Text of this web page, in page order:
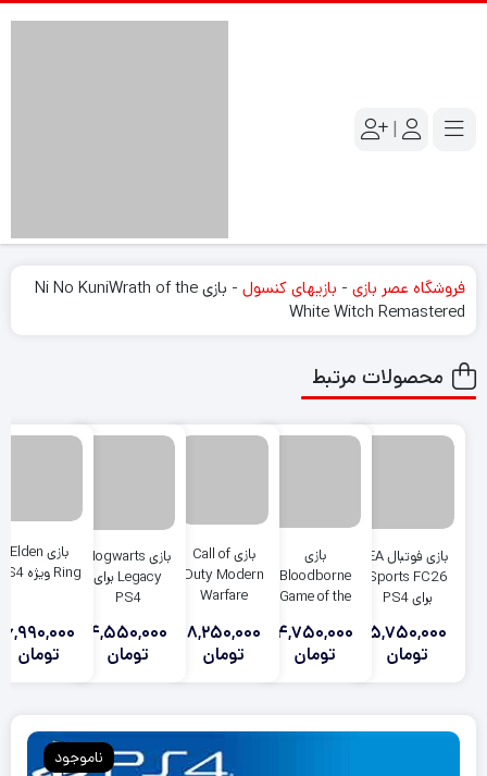
|
فروشگاه عصر بازی - بازیهای کنسول -
بازی Ni No KuniWrath of the
White Witch Remastered
محصولات مرتبط
بازی فوتبال EA
Sports FC26
برای PS4
5,750,000
تومان
بازی
Bloodborne
Game of the
4,750,000
تومان
بازی Call of
Duty Modern
Warfare
برای PS4
8,250,000
تومان
بازی Hogwarts
Legacy برای
PS4
4,550,000
تومان
بازی Elden
Ring ویژه PS4
6,990,000
تومان
ناموجود